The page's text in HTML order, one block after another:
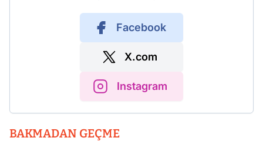
Facebook
X.com
Instagram
BAKMADAN GEÇME